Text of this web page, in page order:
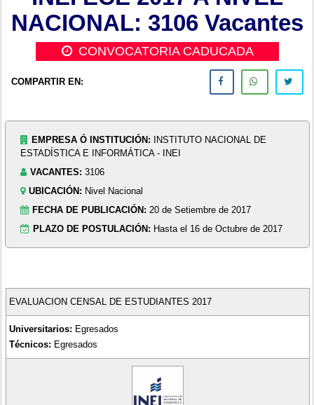
NACIONAL: 3106 Vacantes
CONVOCATORIA CADUCADA
COMPARTIR EN:
EMPRESA Ó INSTITUCIÓN: INSTITUTO NACIONAL DE
ESTADÍSTICA E INFORMÁTICA - INEI
VACANTES: 3106
UBICACIÓN: Nivel Nacional
FECHA DE PUBLICACIÓN: 20 de Setiembre de 2017
PLAZO DE POSTULACIÓN: Hasta el 16 de Octubre de 2017
EVALUACION CENSAL DE ESTUDIANTES 2017
Universitarios: Egresados
Técnicos: Egresados